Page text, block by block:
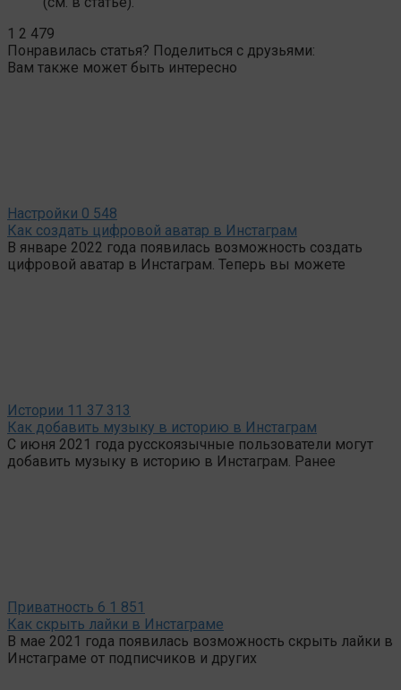
1 2 479
Понравилась статья? Поделиться с друзьями:
Вам также может быть интересно
Настройки 0 548
Как создать цифровой аватар в Инстаграм
В январе 2022 года появилась возможность создать
цифровой аватар в Инстаграм. Теперь вы можете
Истории 11 37 313
Как добавить музыку в историю в Инстаграм
С июня 2021 года русскоязычные пользователи могут
добавить музыку в историю в Инстаграм. Ранее
Приватность 6 1 851
Как скрыть лайки в Инстаграме
В мае 2021 года появилась возможность скрыть лайки в
Инстаграме от подписчиков и других